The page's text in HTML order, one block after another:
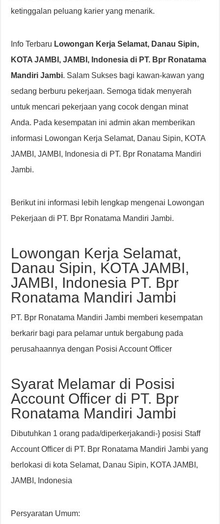
ketinggalan peluang karier yang menarik.
Info Terbaru Lowongan Kerja Selamat, Danau Sipin,
KOTA JAMBI, JAMBI, Indonesia di PT. Bpr Ronatama
Mandiri Jambi. Salam Sukses bagi kawan-kawan yang
sedang berburu pekerjaan. Semoga tidak menyerah
untuk mencari pekerjaan yang cocok dengan minat
Anda. Pada kesempatan ini admin akan memberikan
informasi Lowongan Kerja Selamat, Danau Sipin, KOTA
JAMBI, JAMBI, Indonesia di PT. Bpr Ronatama Mandiri
Jambi.
Berikut ini informasi lebih lengkap mengenai Lowongan
Pekerjaan di PT. Bpr Ronatama Mandiri Jambi.
Lowongan Kerja Selamat,
Danau Sipin, KOTA JAMBI,
JAMBI, Indonesia PT. Bpr
Ronatama Mandiri Jambi
PT. Bpr Ronatama Mandiri Jambi memberi kesempatan
berkarir bagi para pelamar untuk bergabung pada
perusahaannya dengan Posisi Account Officer
Syarat Melamar di Posisi
Account Officer di PT. Bpr
Ronatama Mandiri Jambi
Dibutuhkan 1 orang pada/diperkerjakandi-} posisi Staff
Account Officer di PT. Bpr Ronatama Mandiri Jambi yang
berlokasi di kota Selamat, Danau Sipin, KOTA JAMBI,
JAMBI, Indonesia
Persyaratan Umum: